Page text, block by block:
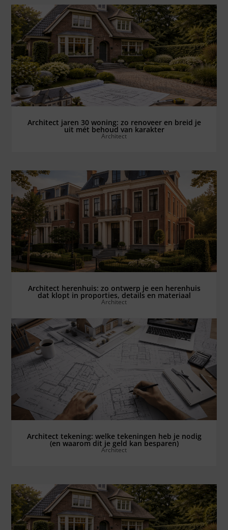
Bekijk alles ⟶
Architect jaren 30 woning: zo renoveer en breid je
uit mét behoud van karakter
Architect
Bekijk alles ⟶
Architect herenhuis: zo ontwerp je een herenhuis
dat klopt in proporties, details en materiaal
Architect
Bekijk alles ⟶
Architect tekening: welke tekeningen heb je nodig
(en waarom dit je geld kan besparen)
Architect